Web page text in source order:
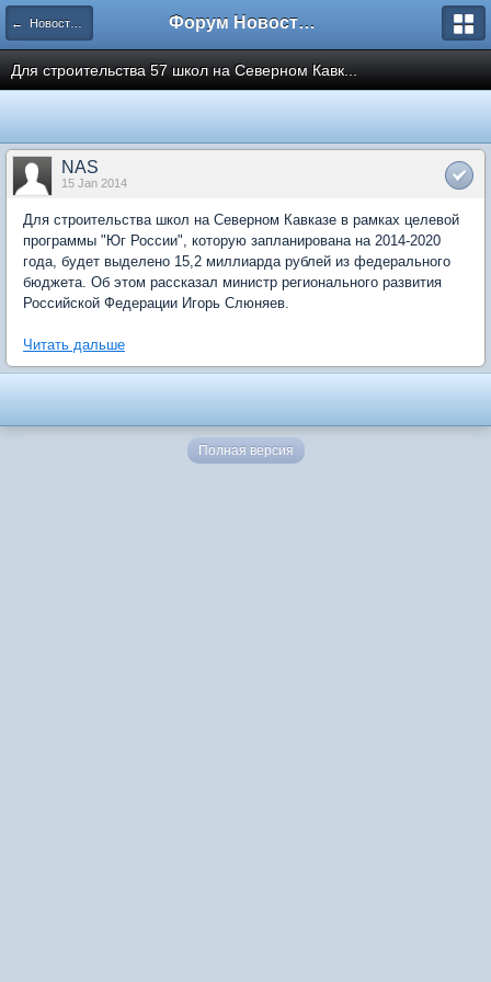
← Новости рынка недвижимости Форум Новостройки
Для строительства 57 школ на Северном Кавк...
NAS
15 Jan 2014
Для строительства школ на Северном Кавказе в рамках целевой
программы "Юг России", которую запланирована на 2014-2020
года, будет выделено 15,2 миллиарда рублей из федерального
бюджета. Об этом рассказал министр регионального развития
Российской Федерации Игорь Слюняев.
Читать дальше
Полная версия